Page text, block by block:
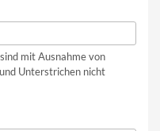
mit Ausnahme von
Unterstrichen nicht